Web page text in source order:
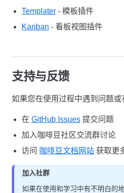
Templater - 模板插件
Kanban - 看板视图插件
支持与反馈
如果您在使用过程中遇到问题或
在 GitHub Issues 提交问题
加入咖啡豆社区交流群讨论
访问 咖啡豆文档网站 获取更
加入社群
如果在使用和学习中有不明白的